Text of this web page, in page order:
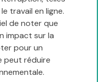
travail en ligne.
de noter que
impact sur la
pour un
peut réduire